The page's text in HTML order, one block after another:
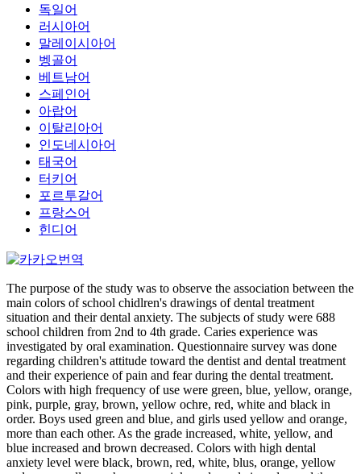
독일어
러시아어
말레이시아어
벵골어
베트남어
스페인어
아랍어
이탈리아어
인도네시아어
태국어
터키어
포르투갈어
프랑스어
힌디어
The purpose of the study was to observe the association between the
main colors of school chidlren's drawings of dental treatment
situation and their dental anxiety. The subjects of study were 688
school children from 2nd to 4th grade. Caries experience was
investigated by oral examination. Questionnaire survey was done
regarding children's attitude toward the dentist and dental treatment
and their experience of pain and fear during the dental treatment.
Colors with high frequency of use were green, blue, yellow, orange,
pink, purple, gray, brown, yellow ochre, red, white and black in
order. Boys used green and blue, and girls used yellow and orange,
more than each other. As the grade increased, white, yellow, and
blue increased and brown decreased. Colors with high dental
anxiety level were black, brown, red, white, blus, orange, yellow